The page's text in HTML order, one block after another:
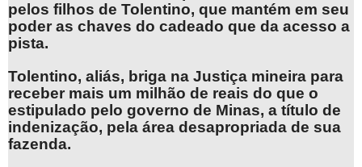
pelos filhos de Tolentino, que mantém em seu
poder as chaves do cadeado que da acesso a
pista.
Tolentino, aliás, briga na Justiça mineira para
receber mais um milhão de reais do que o
estipulado pelo governo de Minas, a título de
indenização, pela área desapropriada de sua
fazenda.